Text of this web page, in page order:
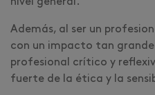
Además, al ser un
con un impacto tan grande
profesional crítico y
fuerte de la ética y la